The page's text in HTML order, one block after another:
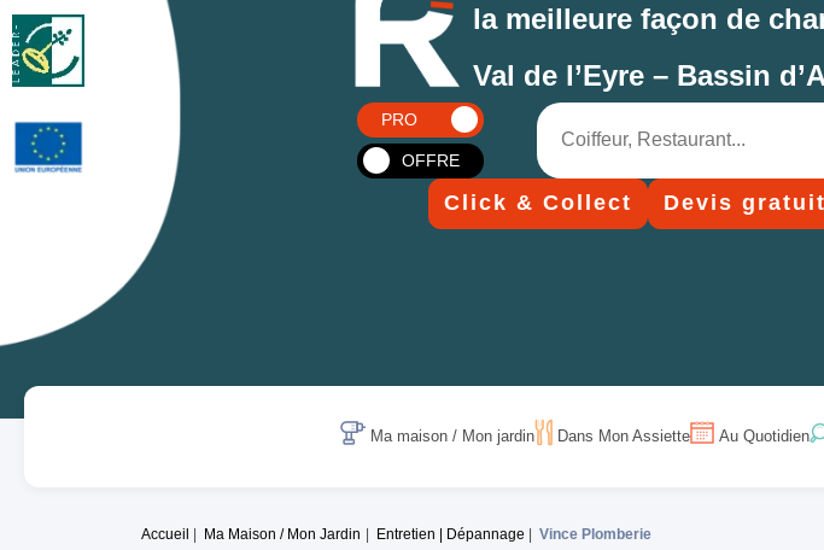
la meilleure façon de
Val de l’Eyre – Bassin
PRO
OFFRE
Click & Collect Devis gratuit
Ma maison / Mon jardin Dans Mon Assiette Au Quotidien
Accueil Ma Maison / Mon Jardin Entretien | Dépannage Vince Plomberie